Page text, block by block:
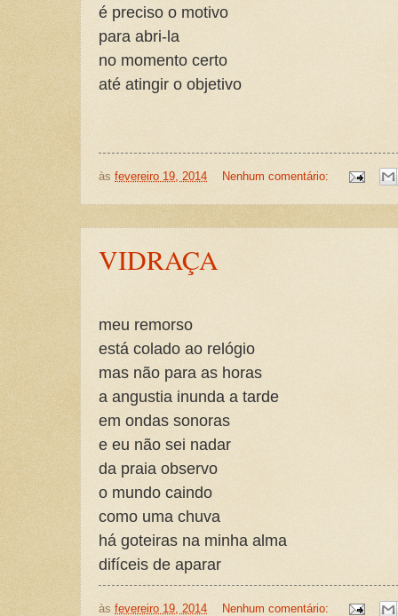
é preciso o motivo
para abri-la
no momento certo
até atingir o objetivo
às fevereiro 19, 2014 Nenhum comentário:
VIDRAÇA
meu remorso
está colado ao relógio
mas não para as horas
a angustia inunda a tarde
em ondas sonoras
e eu não sei nadar
da praia observo
o mundo caindo
como uma chuva
há goteiras na minha alma
difíceis de aparar
às fevereiro 19, 2014 Nenhum comentário: